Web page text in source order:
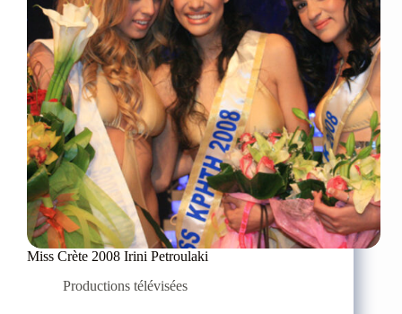
Miss Crète 2008 Irini Petroulaki
Productions télévisées